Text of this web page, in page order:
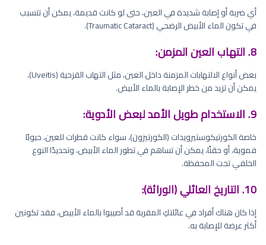
أي ضربة أو إصابة شديدة في العين، حتى لو كانت قديمة، يمكن أن تتسبب
في تكون الماء الأبيض الرضحي (Traumatic Cataract).
8. التهاب العين المزمن:
بعض أنواع الالتهابات المزمنة داخل العين، مثل التهاب القزحية (Uveitis)،
يمكن أن تزيد من خطر الإصابة بالماء الأبيض.
9. الاستخدام طويل الأمد لبعض الأدوية:
خاصة الكورتيكوستيرويدات (الكورتيزون)، سواء كانت قطرات للعين، حبوبًا
فموية، أو حقنًا، يمكن أن تساهم في تطور الماء الأبيض، وتحديدًا النوع
الخلفي تحت المحفظة.
10. التاريخ العائلي (الوراثة):
إذا كان هناك أفراد في عائلتكِ المقربة قد أصيبوا بالماء الأبيض، فقد تكونين
أكثر عرضة للإصابة به.